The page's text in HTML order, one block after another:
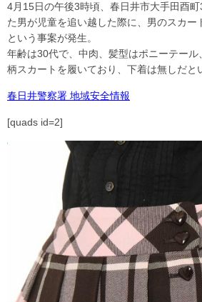
4月15日の午後3時頃、春日井市大手田酉
た男が児童を追い越した際に、男のスカー
という事案が発生。
年齢は30代で、中肉、髪型はポニーテール
柄スカートを履いており、下着は無しだと
春日井警察署 地域安全情報
[quads id=2]